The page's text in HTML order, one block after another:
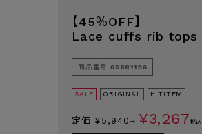
【45％OFF】
Lace cuffs rib tops
商品番号 65881196
SALE ORIGINAL HITITEM
定価 ¥ 5,940→ ¥3,267 税込